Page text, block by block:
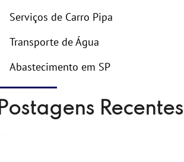
Serviços de Carro Pipa
Transporte de Água
Abastecimento em SP
Postagens Recentes